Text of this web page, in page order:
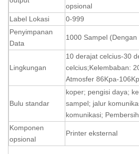
opsional
Label Lokasi
0-999
Penyimpanan
Data
1000 Sampel
Lingkungan
10 derajat celcius-30
celcius;Kelembaban:
Atmosfer 86Kpa-
Bulu standar
koper; pengisi daya;
sampel; jalur
komunikasi;
Komponen
opsional
Printer eksternal